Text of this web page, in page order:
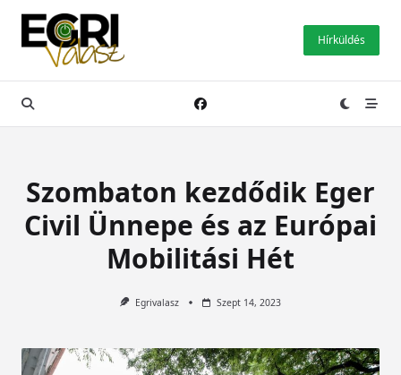
Skip
content
Hírküldés
Szombaton kezdődik Eger
Civil Ünnepe és az Európai
Mobilitási Hét
Egrivalasz Szept 14, 2023